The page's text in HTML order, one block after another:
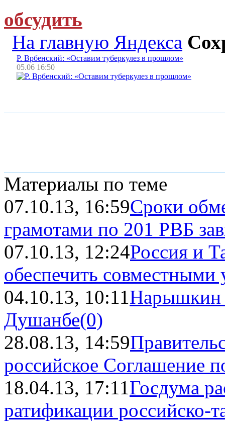
обсудить
На главную Яндекса
Р. Врбенский: «Оставим туберкулез в прошлом»
05.06 16:50
Материалы по теме
07.10.13, 16:59Сроки
грамотами по 201 РВБ
07.10.13, 12:24Россия и
обеспечить совместными
04.10.13, 10:11Нарышкин
Душанбе(0)
28.08.13, 14:59
российское Соглашение
18.04.13, 17:11Госдума
ратификации российско-